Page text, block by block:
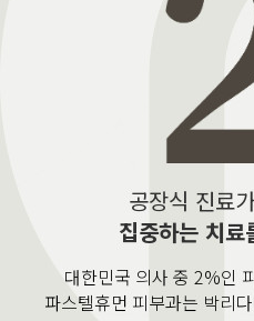
공장식 진료
집중하는 치
대한민국 의사 중 2%인
파스텔휴먼 피부과는 박리